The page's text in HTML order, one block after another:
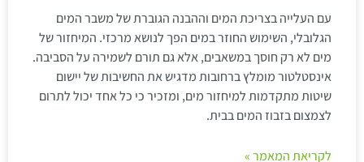
עם העלייה בצריכת המים וההבנה הגוברת של משבר המים
הגלובלי, השימוש החוזר במים הפך לנושא מרכזי. המיחזור של
מים לא רק חוסך במשאבים, אלא גם תורם לשמירה על הסביבה.
אינסטלטור מומלץ ברחובות מדגיש את החשיבות של יישום
שיטות מתקדמות למיחזור מים, ומזכיר כי כל אחד יכול לתרום
לצמצום בזבוז המים בבית.
לקריאת המאמר »